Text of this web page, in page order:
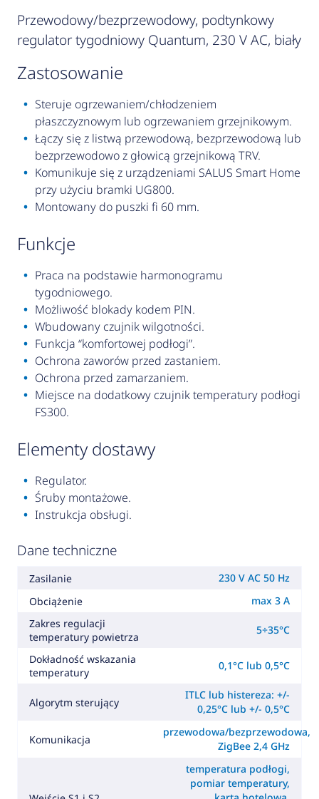
Przewodowy/bezprzewodowy, podtynkowy
regulator tygodniowy Quantum, 230 V AC, biały
zastosowanie
Steruje ogrzewaniem/chłodzeniem
płaszczyznowym lub ogrzewaniem grzejnikowym.
Łączy się z listwą przewodową, bezprzewodową lub
bezprzewodowo z głowicą grzejnikową TRV.
Komunikuje się z urządzeniami SALUS Smart Home
przy użyciu bramki UG800.
Montowany do puszki fi 60 mm.
funkcje
Praca na podstawie harmonogramu
tygodniowego.
Możliwość blokady kodem PIN.
Wbudowany czujnik wilgotności.
Funkcja “komfortowej podłogi”.
Ochrona zaworów przed zastaniem.
Ochrona przed zamarzaniem.
Miejsce na dodatkowy czujnik temperatury podłogi
FS300.
elementy dostawy
Regulator.
Śruby montażowe.
Instrukcja obsługi.
Dane techniczne
Zasilanie
230 V AC 50 Hz
Obciążenie
max 3 A
Zakres regulacji
temperatury powietrza
5÷35°C
Dokładność wskazania
temperatury
0,1°C lub 0,5°C
Algorytm sterujący
ITLC lub histereza: +/-
0,25°C lub +/- 0,5°C
Komunikacja
przewodowa/bezprzewodowa,
ZigBee 2,4 GHz
temperatura podłogi,
pomiar temperatury,